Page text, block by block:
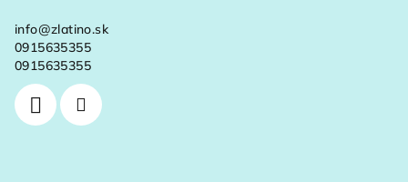
info@zlatino.sk
0915635355
0915635355